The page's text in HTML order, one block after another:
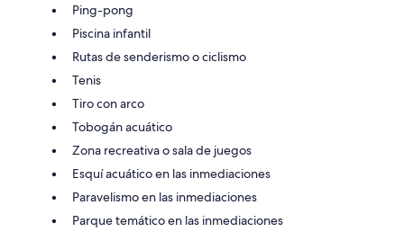
Ping-pong
Piscina infantil
Rutas de senderismo o ciclismo
Tenis
Tiro con arco
Tobogán acuático
Zona recreativa o sala de juegos
Esquí acuático en las inmediaciones
Paravelismo en las inmediaciones
Parque temático en las inmediaciones